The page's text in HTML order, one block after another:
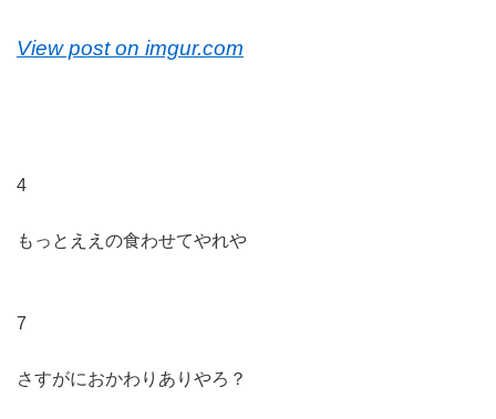
View post on imgur.com
4
もっとええの食わせてやれや
7
さすがにおかわりありやろ？